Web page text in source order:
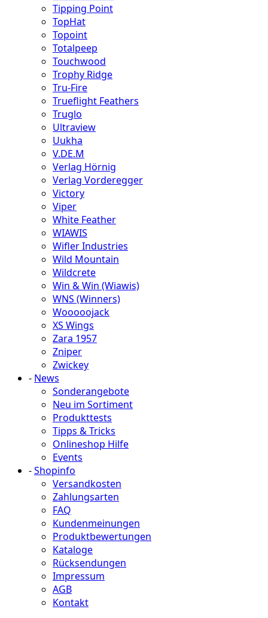
Tipping Point
TopHat
Topoint
Totalpeep
Touchwood
Trophy Ridge
Tru-Fire
Trueflight Feathers
Truglo
Ultraview
Uukha
V.DE.M
Verlag Hörnig
Verlag Vorderegger
Victory
Viper
White Feather
WIAWIS
Wifler Industries
Wild Mountain
Wildcrete
Win & Win (Wiawis)
WNS (Winners)
Wooooojack
XS Wings
Zara 1957
Zniper
Zwickey
- News
Sonderangebote
Neu im Sortiment
Produkttests
Tipps & Tricks
Onlineshop Hilfe
Events
-Shopinfo
Versandkosten
Zahlungsarten
FAQ
Kundenmeinungen
Produktbewertungen
Kataloge
Rücksendungen
Impressum
AGB
Kontakt